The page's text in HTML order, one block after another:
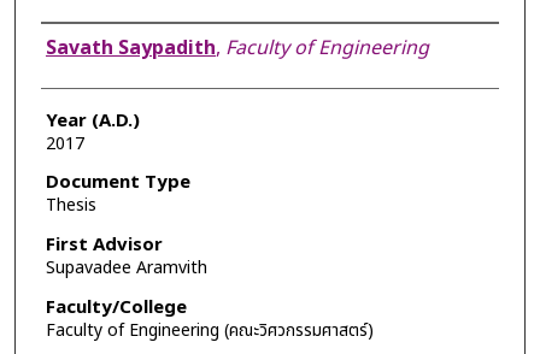
Author
Savath Saypadith, Faculty of Engineering
Year (A.D.)
2017
Document Type
Thesis
First Advisor
Supavadee Aramvith
Faculty/College
Faculty of Engineering (คณะวิศวกรรมศาสตร์)